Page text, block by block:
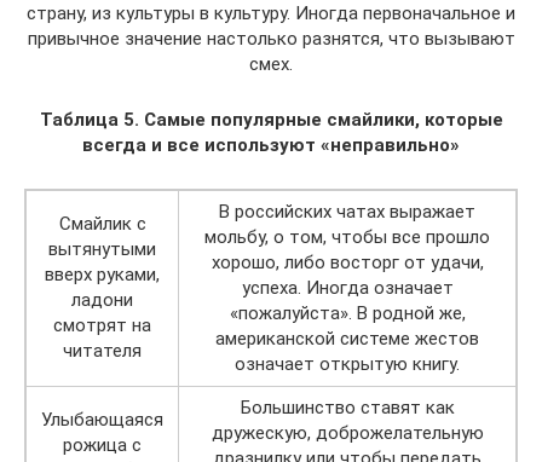
страну, из культуры в культуру. Иногда первоначальное и
привычное значение настолько разнятся, что вызывают
смех.
Таблица 5. Самые популярные смайлики, которые
всегда и все используют «неправильно»
Смайлик с
вытянутыми
вверх руками,
ладони
смотрят на
читателя
В российских чатах выражает
мольбу, о том, чтобы все прошло
хорошо, либо восторг от удачи,
успеха. Иногда означает
«пожалуйста». В родной же,
американской системе жестов
означает открытую книгу.
Улыбающаяся
рожица с
Большинство ставят как
дружескую, доброжелательную